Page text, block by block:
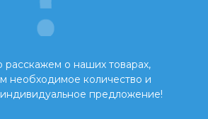
о наших товарах,
необходимое количество и
предложение!